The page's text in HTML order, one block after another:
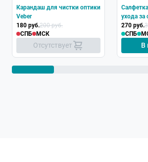
Карандаш для чистки оптики
Veber
180 руб.200 руб.
СПБ
МСК
Отсутствует
ухода за
270 руб.
СПБ
В